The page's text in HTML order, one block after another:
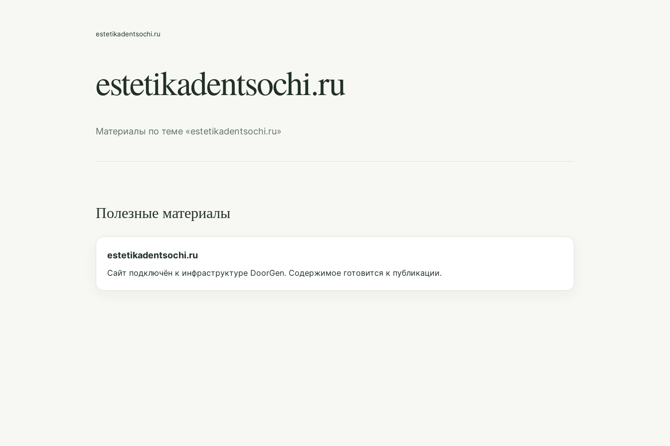
estetikadentsochi.ru
estetikadentsochi.ru
Материалы по теме «estetikadentsochi.ru»
Полезные материалы
estetikadentsochi.ru
Сайт подключён к инфраструктуре DoorGen. Содержимое готовится к публикации.